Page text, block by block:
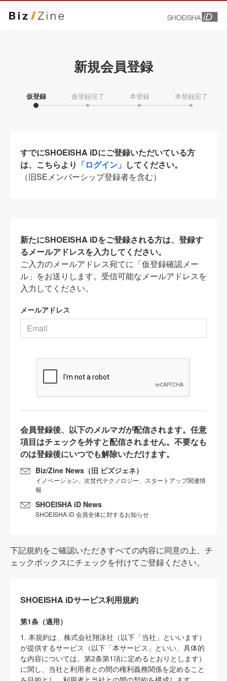
新規会員登録
仮登録 仮登録完了 本登録 本登録完了
すでにSHOEISHA iDにご登録いただいている方
は、こちらより 「ログイン」 してください。
（旧SEメンバーシップ登録者を含む）
新たにSHOEISHA iDをご登録される方は、登録す
るメールアドレスを入力してください。
ご入力のメールアドレス宛てに「仮登録確認メー
ル」をお送りします。受信可能なメールアドレスを
入力してください。
メールアドレス
会員登録後、以下のメルマガが配信されます。任意
項目はチェックを外すと配信されません。不要なも
のは登録後にいつでも解除いただけます。
Biz/Zine News（旧 ビズジェネ）
イノベーション、次世代テクノロジー、スタートアップ関連情
報
SHOEISHA iD News
SHOEISHA iD 会員全体に対するお知らせ
下記規約をご確認いただきすべての内容に同意の上、チ
ェックボックスにチェックを付けてご登録ください。
SHOEISHA iDサービス利用規約
第1条（適用）
1. 本規約は、株式会社翔泳社（以下「当社」といいます）
が提供するサービス（以下「本サービス」といい、具体的
な内容については、第2条第1項に定めるとおりとします）
に関し、当社と利用者との間の権利義務関係を定めること